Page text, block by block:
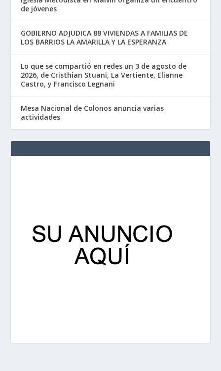
de jóvenes
GOBIERNO ADJUDICA 88 VIVIENDAS A FAMILIAS DE
LOS BARRIOS LA AMARILLA Y LA ESPERANZA
Lo que se compartió en redes un 3 de agosto de
2026, de Cristhian Stuani, La Vertiente, Elianne
Castro, y Francisco Legnani
Mesa Nacional de Colonos anuncia varias
actividades